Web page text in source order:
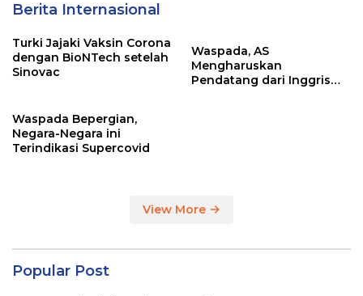
Berita Internasional
Turki Jajaki Vaksin Corona
dengan BioNTech setelah
Sinovac
Waspada, AS
Mengharuskan
Pendatang dari Inggris
Waspada Bepergian,
Negara-Negara ini
Terindikasi Supercovid
View More
Popular Post